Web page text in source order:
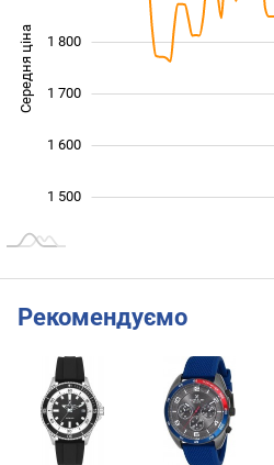
Середня ціна
1 500
1 600
1 700
1 800
Рекомендуємо